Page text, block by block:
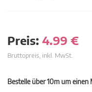
Preis: 4.99 €
Bruttopreis, inkl. MwSt.
Bestelle über 10m um